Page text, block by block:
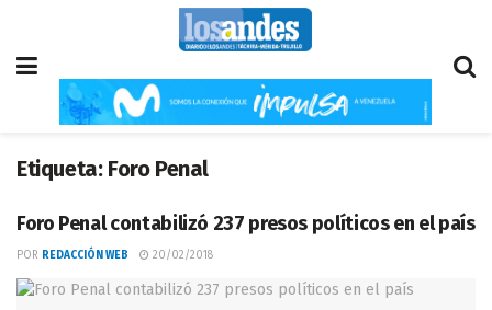
Etiqueta: Foro Penal
Foro Penal contabilizó 237 presos políticos en el país
POR REDACCIÓN WEB 20/02/2018